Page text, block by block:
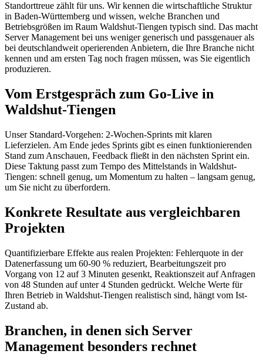
Standorttreue zählt für uns. Wir kennen die wirtschaftliche Struktur
in Baden-Württemberg und wissen, welche Branchen und
Betriebsgrößen im Raum Waldshut-Tiengen typisch sind. Das macht
Server Management bei uns weniger generisch und passgenauer als
bei deutschlandweit operierenden Anbietern, die Ihre Branche nicht
kennen und am ersten Tag noch fragen müssen, was Sie eigentlich
produzieren.
Vom Erstgespräch zum Go-Live in
Waldshut-Tiengen
Unser Standard-Vorgehen: 2-Wochen-Sprints mit klaren
Lieferzielen. Am Ende jedes Sprints gibt es einen funktionierenden
Stand zum Anschauen, Feedback fließt in den nächsten Sprint ein.
Diese Taktung passt zum Tempo des Mittelstands in Waldshut-
Tiengen: schnell genug, um Momentum zu halten – langsam genug,
um Sie nicht zu überfordern.
Konkrete Resultate aus vergleichbaren
Projekten
Quantifizierbare Effekte aus realen Projekten: Fehlerquote in der
Datenerfassung um 60-90 % reduziert, Bearbeitungszeit pro
Vorgang von 12 auf 3 Minuten gesenkt, Reaktionszeit auf Anfragen
von 48 Stunden auf unter 4 Stunden gedrückt. Welche Werte für
Ihren Betrieb in Waldshut-Tiengen realistisch sind, hängt vom Ist-
Zustand ab.
Branchen, in denen sich Server
Management besonders rechnet